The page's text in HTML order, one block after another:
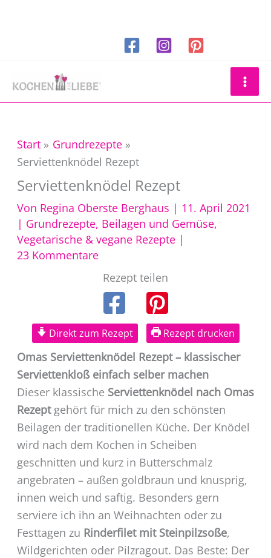
Start
Grundrezepte
Serviettenknödel Rezept
Serviettenknödel Rezept
Von Regina Oberste Berghaus | 11. April 2021
| Grundrezepte, Beilagen und Gemüse,
Vegetarische & vegane Rezepte|
23 Kommentare
Rezept teilen
Direkt zum Rezept Rezept drucken
Omas Serviettenknödel Rezept – klassischer
Serviettenkloß einfach selber machen
Dieser klassische Serviettenknödel nach Omas
Rezeptgehört für mich zu den schönsten
Beilagen der traditionellen Küche. Der Knödel
wird nach dem Kochen in Scheiben
geschnitten und kurz in Butterschmalz
angebraten – außen goldbraun und knusprig,
innen weich und saftig. Besonders gern
serviere ich ihn an Weihnachten oder zu
Festtagen zu Rinderfilet mit Steinpilzsoße,
Wildgerichten oder Pilzragout. Das Beste: Der